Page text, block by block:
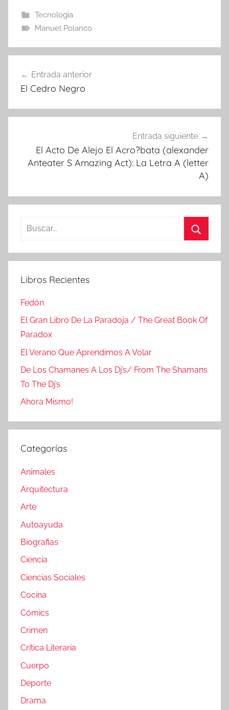
Tecnología
Manuel Polanco
de
Entrada anterior
El Cedro Negro
Entrada siguiente
El Acto De Alejo El Acro?bata (alexander
Anteater S Amazing Act): La Letra A (letter
A)
Buscar:
Libros Recientes
Fedón
El Gran Libro De La Paradoja / The Great Book Of
Paradox
El Verano Que Aprendimos A Volar
De Los Chamanes A Los Dj’s/ From The Shamans
To The Dj’s
Ahora Mismo!
Categorías
Animales
Arquitectura
Arte
Autoayuda
Biografias
Ciencia
Ciencias Sociales
Cocina
Cómics
Crimen
Crítica Literaria
Cuerpo
Deporte
Drama